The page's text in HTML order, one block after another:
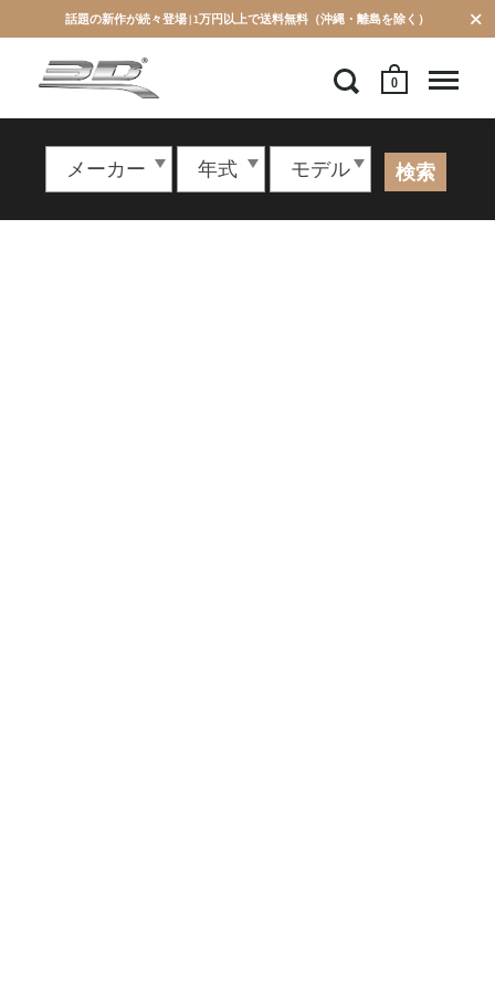
0
話題の新作が続々登場 | 1万円以上で送料無料（沖縄・離島を除く）
検索